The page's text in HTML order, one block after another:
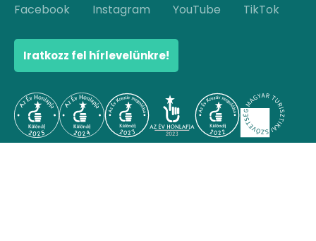
Facebook Instagram YouTube TikTok
Iratkozz fel hírlevelünkre!